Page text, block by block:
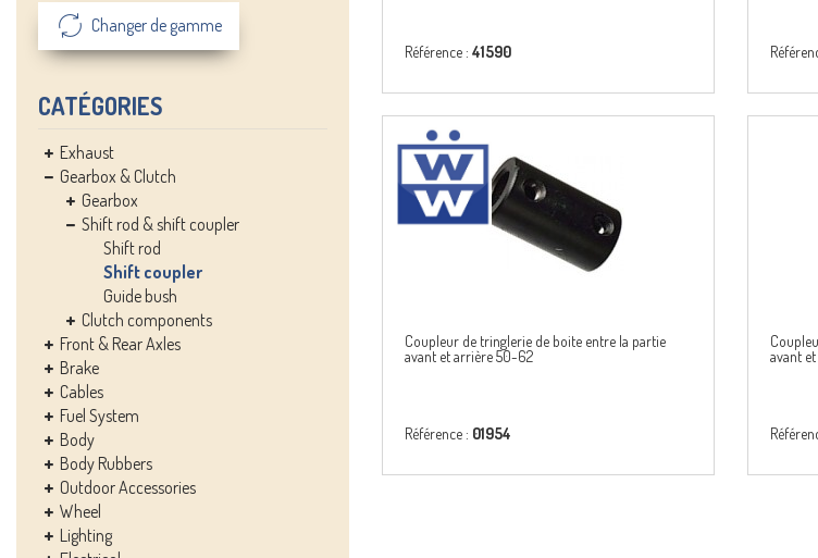
Changer de gamme
CATÉGORIES
Exhaust
Gearbox & Clutch
Gearbox
Shift rod & shift coupler
Shift rod
Shift coupler
Guide bush
Clutch components
Front & Rear Axles
Brake
Cables
Fuel System
Body
Body Rubbers
Outdoor Accessories
Wheel
Lighting
Référence : 41590
Coupleur de tringlerie de boite entre la partie
avant et arrière 50-62
Référence : 01954
avant